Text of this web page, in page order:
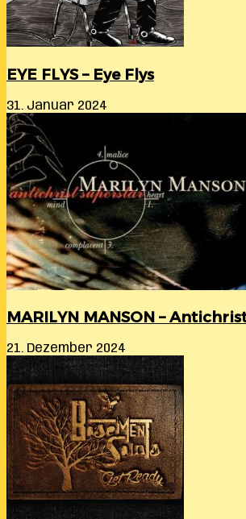
EYE FLYS – Eye Flys
31. Januar 2024
MARILYN MANSON –
21. Dezember 2024